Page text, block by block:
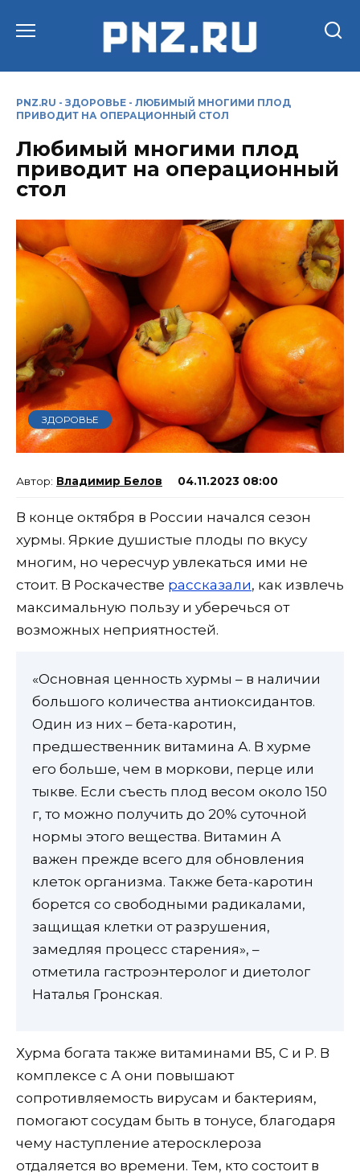
PNZ.RU - ЗДОРОВЬЕ - ЛЮБИМЫЙ МНОГИМИ ПЛОД
ПРИВОДИТ НА ОПЕРАЦИОННЫЙ СТОЛ
Любимый многими плод
приводит на операционный
стол
ЗДОРОВЬЕ
Владимир Белов 04.11.2023 08:00
В конце октября в России начался сезон
хурмы. Яркие душистые плоды по вкусу
многим, но чересчур увлекаться ими не
стоит. В Роскачестве рассказали, как извлечь
максимальную пользу и уберечься от
возможных неприятностей.
«Основная ценность хурмы – в наличии
большого количества антиоксидантов.
Один из них – бета-каротин,
предшественник витамина А. В хурме
его больше, чем в моркови, перце или
тыкве. Если съесть плод весом около 150
г, то можно получить до 20% суточной
нормы этого вещества. Витамин А
важен прежде всего для обновления
клеток организма. Также бета-каротин
борется со свободными радикалами,
защищая клетки от разрушения,
замедляя процесс старения», –
отметила гастроэнтеролог и диетолог
Наталья Гронская.
Хурма богата также витаминами В5, С и Р. В
комплексе с А они повышают
сопротивляемость вирусам и бактериям,
помогают сосудам быть в тонусе, благодаря
чему наступление атеросклероза
отдаляется во времени. Тем, кто состоит в